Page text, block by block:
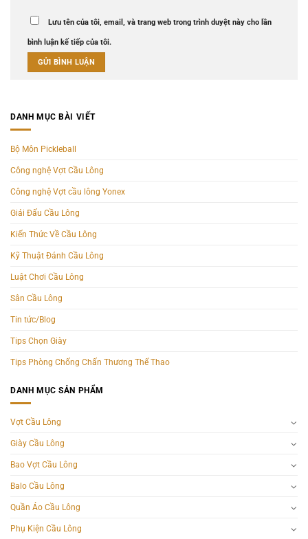
Lưu tên của tôi, email, và trang web trong trình duyệt này cho lần
bình luận kế tiếp của tôi.
DANH MỤC BÀI VIẾT
Bộ Môn Pickleball
Công nghệ Vợt Cầu Lông
Công nghệ Vợt cầu lông Yonex
Giải Đấu Cầu Lông
Kiến Thức Về Cầu Lông
Kỹ Thuật Đánh Cầu Lông
Luật Chơi Cầu Lông
Sân Cầu Lông
Tin tức/Blog
Tips Chọn Giày
Tips Phòng Chống Chấn Thương Thể Thao
DANH MỤC SẢN PHẨM
Vợt Cầu Lông
Giày Cầu Lông
Bao Vợt Cầu Lông
Balo Cầu Lông
Quần Áo Cầu Lông
Phụ Kiện Cầu Lông